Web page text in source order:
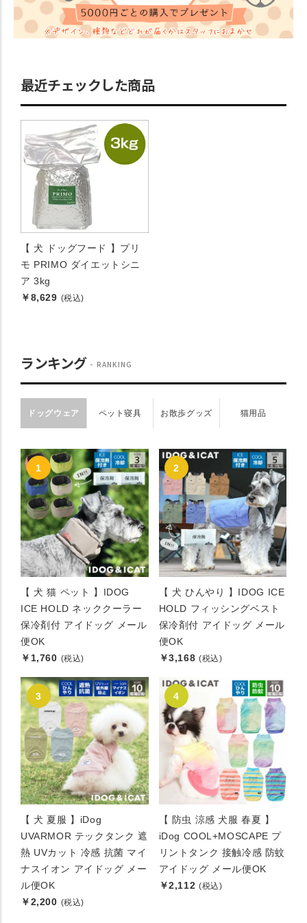
最近チェックした商品
【 犬 ドッグフード 】プリ
モ PRIMO ダイエットシニ
ア 3kg
￥8,629 (税込)
ランキング RANKING
ドッグウェア ペット寝具 お散歩グッズ 猫用品
【 犬 猫 ペット 】IDOG
ICE HOLD ネッククーラー
保冷剤付 アイドッグ メール
便OK
￥1,760 (税込)
【 犬 ひんやり 】IDOG ICE
HOLD フィッシングベスト
保冷剤付 アイドッグ メール
便OK
￥3,168 (税込)
【 犬 夏服 】iDog
UVARMOR テックタンク 遮
熱 UVカット 冷感 抗菌 マイ
ナスイオン アイドッグ メー
ル便OK
￥2,200 (税込)
【 防虫 涼感 犬服 春夏 】
iDog COOL+MOSCAPE プ
リントタンク 接触冷感 防蚊
アイドッグ メール便OK
￥2,112 (税込)